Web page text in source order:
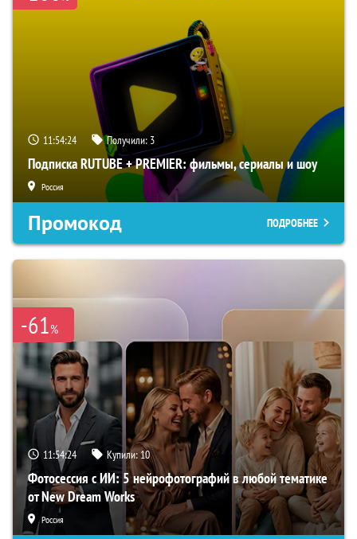
11:54:23 Получили: 3
Подписка RUTUBE + PREMIER: фильмы, сериалы и шоу
Россия
Промокод ПОДРОБНЕЕ
-61%
11:54:23 Купили:10
Фотосессия с ИИ: 5 нейрофотографий в любой тематике
от New Dream Works
Россия